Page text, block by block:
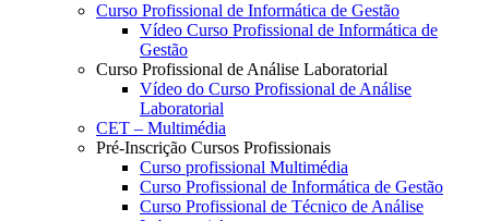
Curso Profissional de Informática de Gestão
Vídeo Curso Profissional de Informática de
Gestão
Curso Profissional de Análise Laboratorial
Vídeo do Curso Profissional de Análise
Laboratorial
CET – Multimédia
Pré-Inscrição Cursos Profissionais
Curso profissional Multimédia
Curso Profissional de Informática de Gestão
Curso Profissional de Técnico de Análise